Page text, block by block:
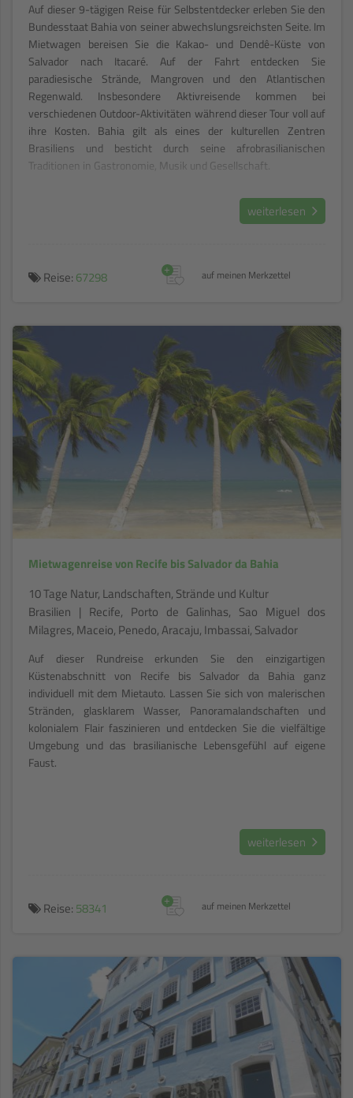
Auf dieser 9-tägigen Reise für Selbstentdecker erleben Sie den
Bundesstaat Bahia von seiner abwechslungsreichsten Seite. Im
Mietwagen bereisen Sie die Kakao- und Dendê-Küste von
Salvador nach Itacaré. Auf der Fahrt entdecken Sie
paradiesische Strände, Mangroven und den Atlantischen
Regenwald. Insbesondere Aktivreisende kommen bei
verschiedenen Outdoor-Aktivitäten während dieser Tour voll auf
ihre Kosten. Bahia gilt als eines der kulturellen Zentren
Brasiliens und besticht durch seine afrobrasilianischen
Traditionen in Gastronomie, Musik und Gesellschaft.
weiterlesen
Reise: 67298 auf meinen Merkzettel
+
Mietwagenreise von Recife bis Salvador da Bahia
10 Tage Natur, Landschaften, Strände und Kultur
Brasilien | Recife, Porto de Galinhas, Sao Miguel dos
Milagres, Maceio, Penedo, Aracaju, Imbassai, Salvador
Auf dieser Rundreise erkunden Sie den einzigartigen
Küstenabschnitt von Recife bis Salvador da Bahia ganz
individuell mit dem Mietauto. Lassen Sie sich von malerischen
Stränden, glasklarem Wasser, Panoramalandschaften und
kolonialem Flair faszinieren und entdecken Sie die vielfältige
Umgebung und das brasilianische Lebensgefühl auf eigene
Faust.
weiterlesen
Reise: 58341 auf meinen Merkzettel
+